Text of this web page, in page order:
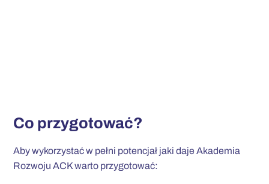
Co przygotować?
Aby wykorzystać w pełni potencjał jaki daje Akademia
Rozwoju ACK warto przygotować: